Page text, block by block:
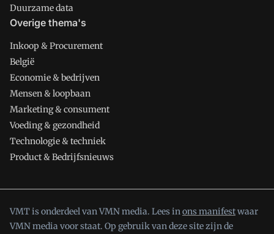
Duurzame data
Overige thema's
Inkoop & Procurement
België
Economie & bedrijven
Mensen & loopbaan
Marketing & consument
Voeding & gezondheid
Technologie & techniek
Product & Bedrijfsnieuws
VMT is onderdeel van VMN media. Lees inons manifestwaar
VMN media voor staat. Op gebruik van deze site zijn de